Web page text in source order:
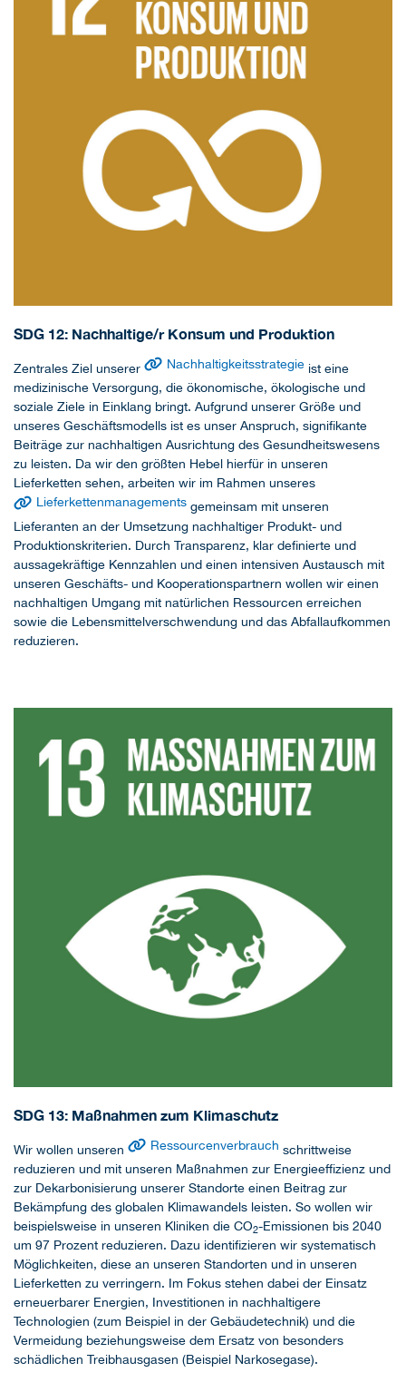
SDG 12: Nachhaltige/r Konsum und Produktion
Zentrales Ziel unserer Nachhaltigkeitsstrategie ist eine
medizinische Versorgung, die ökonomische, ökologische und
soziale Ziele in Einklang bringt. Aufgrund unserer Größe und
unseres Geschäftsmodells ist es unser Anspruch, signifikante
Beiträge zur nachhaltigen Ausrichtung des Gesundheitswesens
zu leisten. Da wir den größten Hebel hierfür in unseren
Lieferketten sehen, arbeiten wir im Rahmen unseres
Lieferkettenmanagements gemeinsam mit unseren
Lieferanten an der Umsetzung nachhaltiger Produkt- und
Produktionskriterien. Durch Transparenz, klar definierte und
aussagekräftige Kennzahlen und einen intensiven Austausch mit
unseren Geschäfts- und Kooperationspartnern wollen wir einen
nachhaltigen Umgang mit natürlichen Ressourcen erreichen
sowie die Lebensmittelverschwendung und das Abfallaufkommen
reduzieren.
SDG 13: Maßnahmen zum Klimaschutz
Wir wollen unseren Ressourcenverbrauch schrittweise
reduzieren und mit unseren Maßnahmen zur Energieeffizienz und
zur Dekarbonisierung unserer Standorte einen Beitrag zur
Bekämpfung des globalen Klimawandels leisten. So wollen wir
beispielsweise in unseren Kliniken die CO2-Emissionen bis 2040
um 97 Prozent reduzieren. Dazu identifizieren wir systematisch
Möglichkeiten, diese an unseren Standorten und in unseren
Lieferketten zu verringern. Im Fokus stehen dabei der Einsatz
erneuerbarer Energien, Investitionen in nachhaltigere
Technologien (zum Beispiel in der Gebäudetechnik) und die
Vermeidung beziehungsweise dem Ersatz von besonders
schädlichen Treibhausgasen (Beispiel Narkosegase).